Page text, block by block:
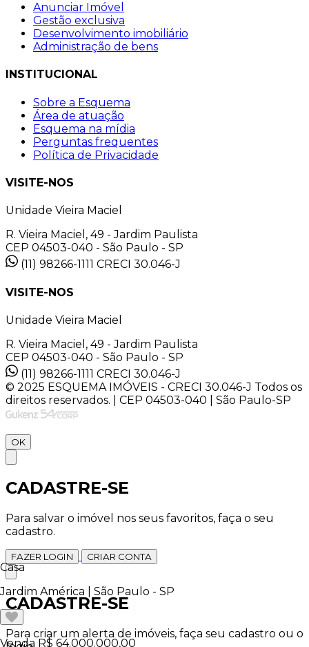
Casa
Jardim América | São Paulo - SP
Venda R$ 64.000.000,00
Anunciar Imóvel
Gestão exclusiva
Desenvolvimento imobiliário
Administração de bens
INSTITUCIONAL
Sobre a Esquema
Área de atuação
Esquema na mídia
Perguntas frequentes
Política de Privacidade
VISITE-NOS
Unidade Vieira Maciel
R. Vieira Maciel, 49 - Jardim Paulista
CEP 04503-040 - São Paulo - SP
(11) 98266-1111 CRECI 30.046-J
VISITE-NOS
Unidade Vieira Maciel
R. Vieira Maciel, 49 - Jardim Paulista
CEP 04503-040 - São Paulo - SP
(11) 98266-1111 CRECI 30.046-J
© 2025 ESQUEMA IMÓVEIS - CRECI 30.046-J Todos os
direitos reservados. | CEP 04503-040 | São Paulo-SP
OK
CADASTRE-SE
Para salvar o imóvel nos seus favoritos, faça o seu
cadastro.
FAZER LOGIN CRIAR CONTA
CADASTRE-SE
Para criar um alerta de imóveis, faça seu cadastro ou o